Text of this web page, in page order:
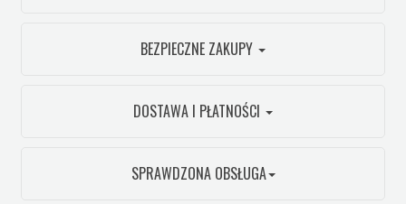
BEZPIECZNE ZAKUPY
DOSTAWA I PŁATNOŚCI
SPRAWDZONA OBSŁUGA